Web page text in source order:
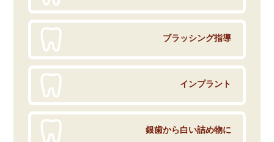
ブラッシング指導
インプラント
銀歯から白い詰め物に